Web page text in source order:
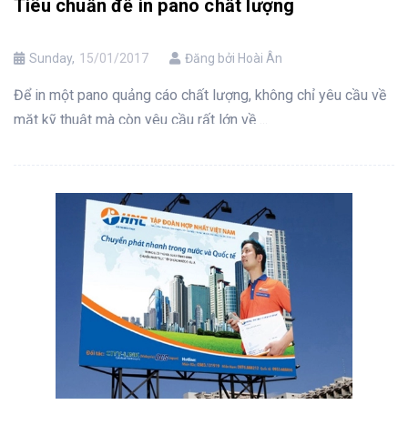
Tiêu chuẩn để in pano chất lượng
Sunday, 15/01/2017 Đăng bởi Hoài Ân
Để in một pano quảng cáo chất lượng, không chỉ yêu cầu về
mặt kỹ thuật mà còn yêu cầu rất lớn về ...